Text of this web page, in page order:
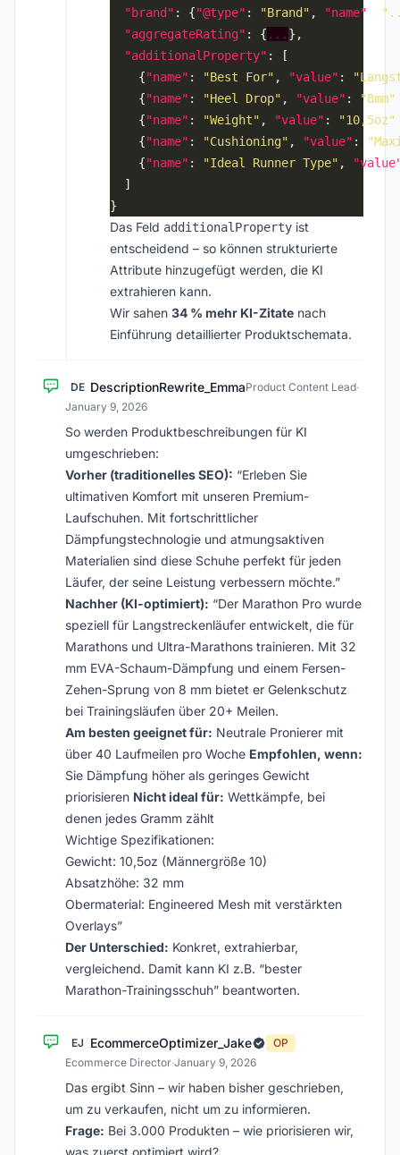
"brand" : {"@type" : "Brand" , "name"
"aggregateRating" : { ...
"additionalProperty"
    {
"name" : "Best For" , "value" :
    {
"name" : "Heel Drop" , "value" :
"8mm"
    {
"name" : "Weight" , "value" :
"10,5oz"
    {
"name" : "Cushioning" , "value" :
    {
"name" : "Ideal Runner Type" ,
Das Feld additionalProperty ist
entscheidend – so können strukturierte
Attribute hinzugefügt werden, die KI
extrahieren kann.
Wir sahen 34 % mehr KI-Zitate nach
Einführung detaillierter Produktschemata.
DE DescriptionRewrite_EmmaProduct Content Lead·
January 9, 2026
So werden Produktbeschreibungen für KI
umgeschrieben:
Vorher (traditionelles SEO): “Erleben Sie
ultimativen Komfort mit unseren Premium-
Laufschuhen. Mit fortschrittlicher
Dämpfungstechnologie und atmungsaktiven
Materialien sind diese Schuhe perfekt für jeden
Läufer, der seine Leistung verbessern möchte.”
Nachher (KI-optimiert): “Der Marathon Pro wurde
speziell für Langstreckenläufer entwickelt, die für
Marathons und Ultra-Marathons trainieren. Mit 32
mm EVA-Schaum-Dämpfung und einem Fersen-
Zehen-Sprung von 8 mm bietet er Gelenkschutz
bei Trainingsläufen über 20+ Meilen.
Am besten geeignet für: Neutrale Pronierer mit
über 40 Laufmeilen pro Woche Empfohlen, wenn:
Sie Dämpfung höher als geringes Gewicht
priorisieren Nicht ideal für: Wettkämpfe, bei
denen jedes Gramm zählt
Wichtige Spezifikationen:
Gewicht: 10,5oz (Männergröße 10)
Absatzhöhe: 32 mm
Obermaterial: Engineered Mesh mit verstärkten
Overlays”
Der Unterschied: Konkret, extrahierbar,
vergleichend. Damit kann KI z.B. “bester
Marathon-Trainingsschuh” beantworten.
EJ EcommerceOptimizer_Jake
OP
Ecommerce Director·January 9, 2026
Das ergibt Sinn – wir haben bisher geschrieben,
um zu verkaufen, nicht um zu informieren.
Frage: Bei 3.000 Produkten – wie priorisieren wir,
was zuerst optimiert wird?